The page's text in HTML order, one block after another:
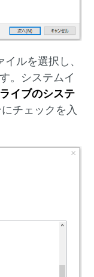
ルを選択し、
。システムイ
イブのシステ
チェックを入